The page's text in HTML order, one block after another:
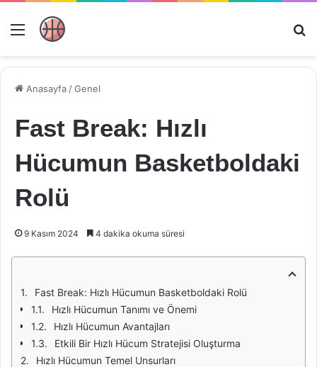
Menü
Anasayfa /Genel
Fast Break: Hızlı
Hücumun Basketboldaki
Rolü
9 Kasım 2024 4 dakika okuma süresi
Fast Break: Hızlı Hücumun Basketboldaki Rolü
Hızlı Hücumun Tanımı ve Önemi
Hızlı Hücumun Avantajları
Etkili Bir Hızlı Hücum Stratejisi Oluşturma
Hızlı Hücumun Temel Unsurları